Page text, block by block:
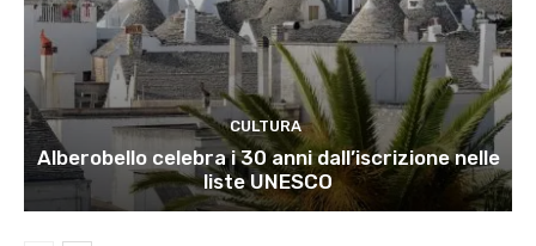
CULTURA
Alberobello celebra i 30 anni dall’iscrizione nelle
liste UNESCO